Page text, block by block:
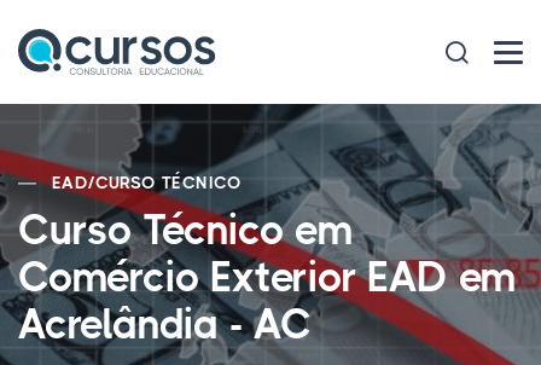
EAD/CURSO TÉCNICO
Curso Técnico em
Comércio Exterior EAD em
Acrelândia - AC